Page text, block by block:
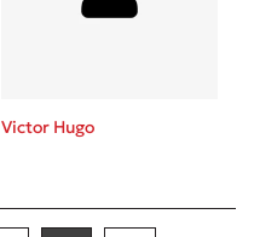
Victor Hugo